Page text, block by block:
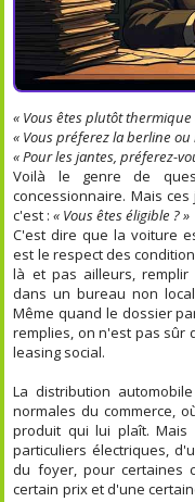
« Vous êtes plutôt
« Vous préferez la berline ou
« Pour les jantes, préferez-
Voilà le genre de
concessionnaire. Mais
c'est :« Vous êtes éligible ? »
C'est dire que la voiture
est le respect des
là et pas ailleurs,
dans un bureau non
Même quand le dossier
remplies, on n'est pas sûr
leasing social.
La distribution
normales du commerce,
produit qui lui plaît. Mais
particuliers électriques,
du foyer, pour certaines
certain prix et d'une